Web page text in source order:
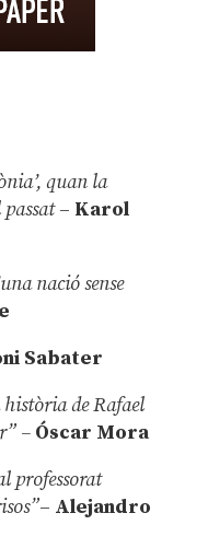
quan la
– Karol
nació sense
Sabater
de Rafael
–Óscar Mora
professorat
– Alejandro